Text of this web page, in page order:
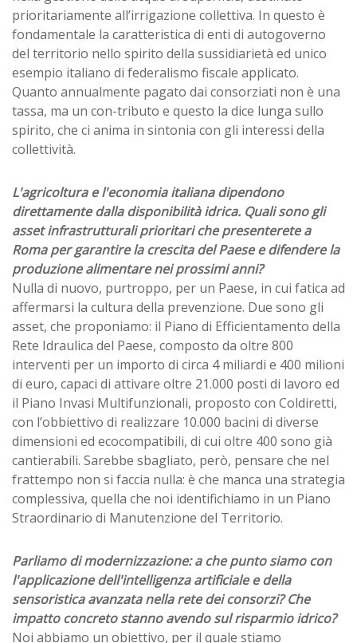
prioritariamente all’irrigazione collettiva. In questo è
fondamentale la caratteristica di enti di autogoverno
del territorio nello spirito della sussidiarietà ed unico
esempio italiano di federalismo fiscale applicato.
Quanto annualmente pagato dai consorziati non è una
tassa, ma un con-tributo e questo la dice lunga sullo
spirito, che ci anima in sintonia con gli interessi della
collettività.
L'agricoltura e l'economia italiana dipendono
direttamente dalla disponibilità idrica. Quali sono gli
asset infrastrutturali prioritari che presenterete a
Roma per garantire la crescita del Paese e difendere la
produzione alimentare nei prossimi anni?
Nulla di nuovo, purtroppo, per un Paese, in cui fatica ad
affermarsi la cultura della prevenzione. Due sono gli
asset, che proponiamo: il Piano di Efficientamento della
Rete Idraulica del Paese, composto da oltre 800
interventi per un importo di circa 4 miliardi e 400 milioni
di euro, capaci di attivare oltre 21.000 posti di lavoro ed
il Piano Invasi Multifunzionali, proposto con Coldiretti,
con l’obbiettivo di realizzare 10.000 bacini di diverse
dimensioni ed ecocompatibili, di cui oltre 400 sono già
cantierabili. Sarebbe sbagliato, però, pensare che nel
frattempo non si faccia nulla: è che manca una strategia
complessiva, quella che noi identifichiamo in un Piano
Straordinario di Manutenzione del Territorio.
Parliamo di modernizzazione: a che punto siamo con
l'applicazione dell'intelligenza artificiale e della
sensoristica avanzata nella rete dei consorzi? Che
impatto concreto stanno avendo sul risparmio idrico?
Noi abbiamo un obiettivo, per il quale stiamo